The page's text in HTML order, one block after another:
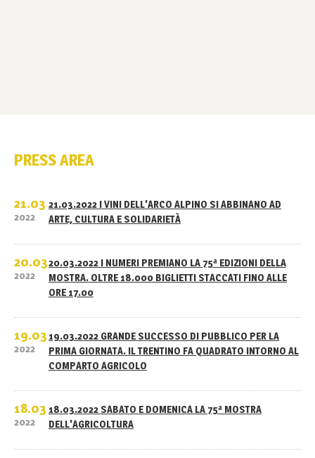
PRESS AREA
21.03
2022
21.03.2022 I VINI DELL'ARCO ALPINO SI ABBINANO AD
ARTE, CULTURA E SOLIDARIETÀ
20.03
2022
20.03.2022 I NUMERI PREMIANO LA 75ª EDIZIONI DELLA
MOSTRA. OLTRE 18.000 BIGLIETTI STACCATI FINO ALLE
ORE 17.00
19.03
2022
19.03.2022 GRANDE SUCCESSO DI PUBBLICO PER LA
PRIMA GIORNATA. IL TRENTINO FA QUADRATO INTORNO AL
COMPARTO AGRICOLO
18.03
2022
18.03.2022 SABATO E DOMENICA LA 75ª MOSTRA
DELL'AGRICOLTURA